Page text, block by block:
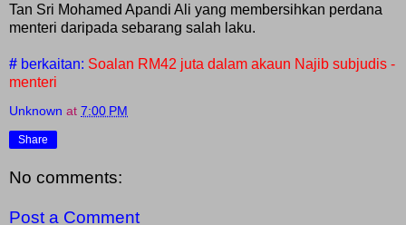
Tan Sri Mohamed Apandi Ali yang membersihkan perdana
menteri daripada sebarang salah laku.
# berkaitan: Soalan RM42 juta dalam akaun Najib subjudis -
menteri
Unknown at 7:00 PM
Share
No comments:
Post a Comment